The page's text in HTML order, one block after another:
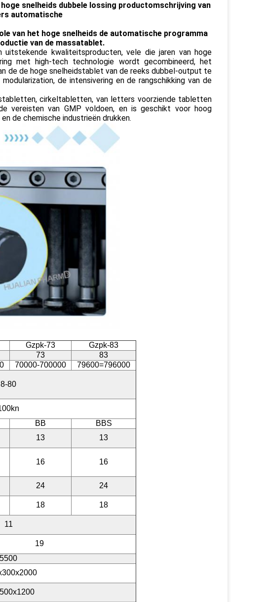
snelheids dubbele lossing productomschrijving van
automatische
van het hoge snelheids de automatische programma
van de massatablet.
kwaliteitsproducten, vele die jaren van hoge
met high-tech technologie wordt gecombineerd, het
de de hoge snelheidstablet van de reeks dubbel-output te
de intensivering en de rangschikking van de
cirkeltabletten, van letters voorziende tabletten
vereisten van GMP voldoen, en is geschikt voor hoog
de chemische industrieën drukken.
Gzpk-73
Gzpk-83
73
83
70000-700000
79600=796000
8-80
BB
BBS
13
13
16 16
24
24
18
18
11
19
5500